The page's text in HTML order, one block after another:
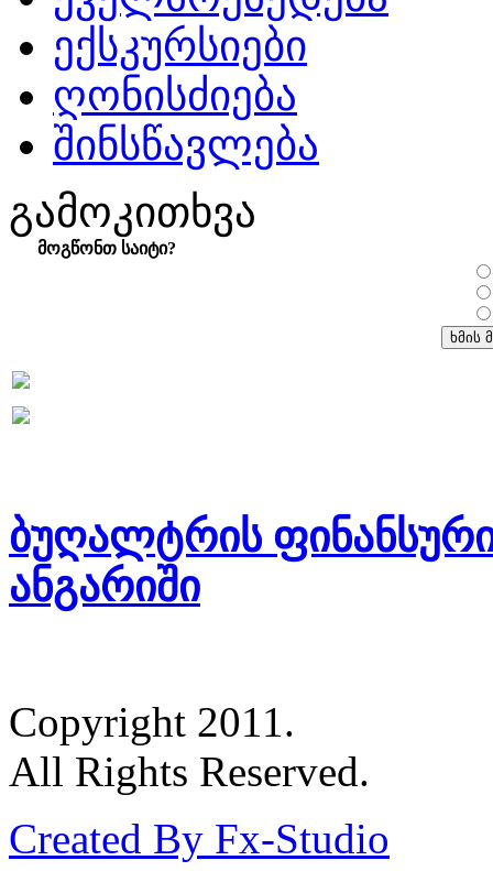
ექსკურსიები
ღონისძიება
შინსწავლება
გამოკითხვა
მოგწონთ საიტი?
ბუღალტრის
ანგარიში
Copyright 2011.
All Rights Reserved.
Created By Fx-Studio